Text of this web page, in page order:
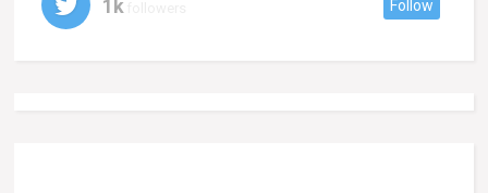
1k Follow